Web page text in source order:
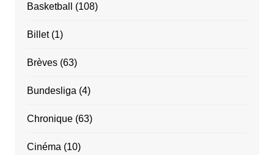
Basketball (108)
Billet(1)
Brèves(63)
Bundesliga (4)
Chronique(63)
Cinéma (10)